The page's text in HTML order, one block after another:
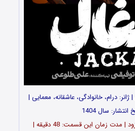
| ژانر: درام، خانوادگی، عاشقانه، معمایی |
انتشار: سال 1404
تعداد قسمت‌ها: … اپیزود | مدت زمان این قسمت: 48 دقیقه |